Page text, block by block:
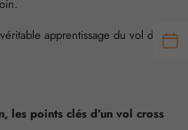
apprentissage du vol de
les points clés d’un vol cross